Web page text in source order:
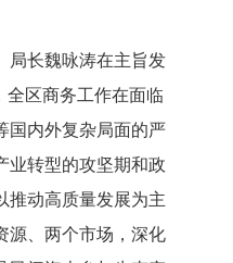
局长魏咏涛在主旨发
全区商务工作在面临
国内外复杂局面的严
业转型的攻坚期和政
推动高质量发展为主
源、两个市场，深化